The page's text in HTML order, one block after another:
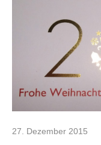
27. Dezember 2015